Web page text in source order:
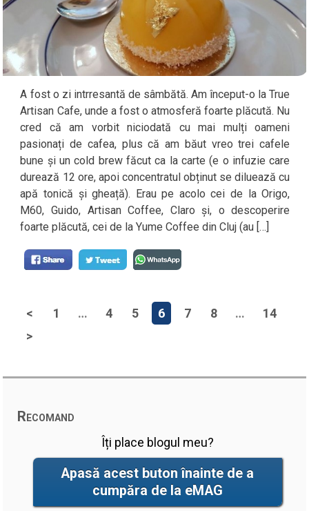
A fost o zi intrresantă de sâmbătă. Am început-o la True
Artisan Cafe, unde a fost o atmosferă foarte plăcută. Nu
cred că am vorbit niciodată cu mai mulți oameni
pasionați de cafea, plus că am băut vreo trei cafele
bune și un cold brew făcut ca la carte (e o infuzie care
durează 12 ore, apoi concentratul obținut se diluează cu
apă tonică și gheață). Erau pe acolo cei de la Origo,
M60, Guido, Artisan Coffee, Claro și, o descoperire
foarte plăcută, cei de la Yume Coffee din Cluj (au […]
< 1 … 4 5 6 7 8 …
14
>
Recomand
Îți place blogul meu?
Apasă acest buton înainte de a
cumpăra de la eMAG